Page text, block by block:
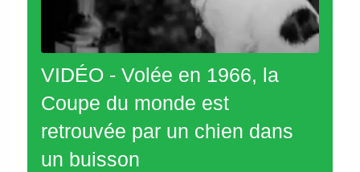
VIDÉO - Volée en 1966, la
Coupe du monde est
retrouvée par un chien dans
un buisson